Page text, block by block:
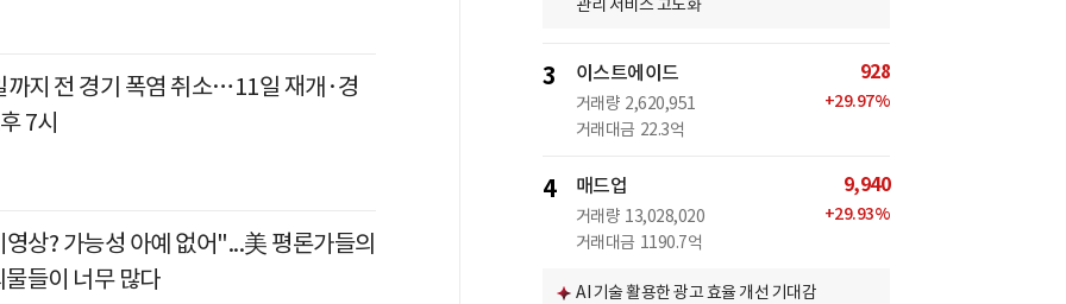
까지 전 경기 폭염 취소…11일 재개·경
7시
상? 가능성 아예 없어"...美 평론가들의
들이 너무 많다
관리 서비스 고도화
3 이스트에이드
거래량 2,620,951
거래대금 22.3억
928
+29.97%
4 매드업
거래량 13,028,020
거래대금 1190.7억
9,940
+29.93%
AI 기술 활용한 광고 효율 개선 기대감